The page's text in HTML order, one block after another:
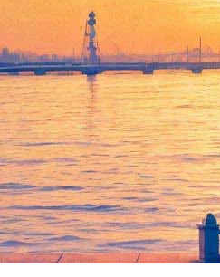
Архив предыдущих